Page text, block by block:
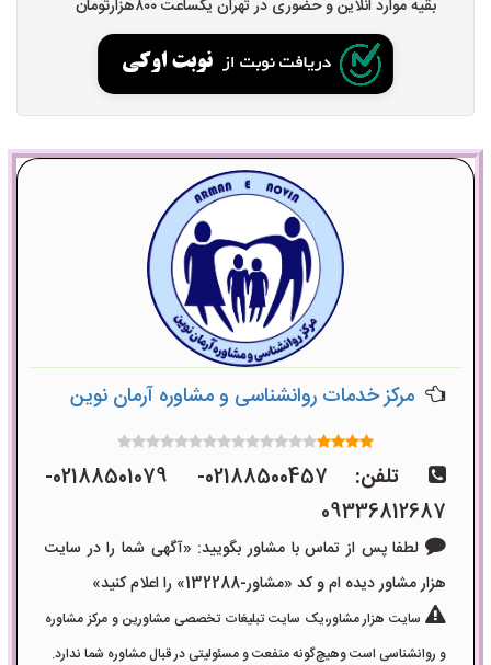
بقیه موارد انلاین و حضوری در تهران یکساعت ۸۰۰هزارتومان
مرکز خدمات روانشناسی و مشاوره آرمان نوین
تلفن:
02188500457- 02188501079-
09336812687
لطفا پس از تماس با مشاور بگویید: «آگهی شما را در سایت
هزار مشاور دیده ام و کد «مشاور-132288» را اعلام کنید»
سایت هزار مشاور،یک سایت تبلیغات تخصصی مشاورین و مرکز مشاوره
و روانشناسی است وهیچ‌گونه منفعت و مسئولیتی در قبال مشاوره شما ندارد.